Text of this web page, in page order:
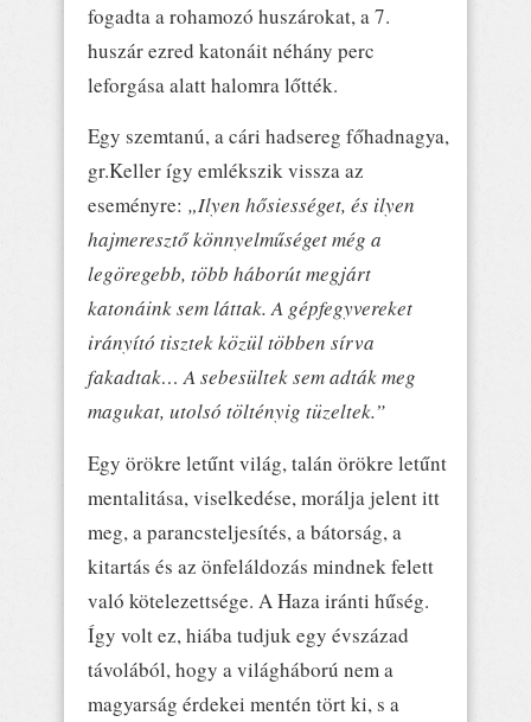
fogadta a rohamozó huszárokat, a 7.
huszár ezred katonáit néhány perc
leforgása alatt halomra lőtték.
Egy szemtanú, a cári hadsereg főhadnagya,
gr.Keller így emlékszik vissza az
eseményre: „Ilyen hősiességet, és ilyen
hajmeresztő könnyelműséget még a
legöregebb, több háborút megjárt
katonáink sem láttak. A gépfegyvereket
irányító tisztek közül többen sírva
fakadtak… A sebesültek sem adták meg
magukat, utolsó töltényig tüzeltek.”
Egy örökre letűnt világ, talán örökre letűnt
mentalitása, viselkedése, morálja jelent itt
meg, a parancsteljesítés, a bátorság, a
kitartás és az önfeláldozás mindnek felett
való kötelezettsége. A Haza iránti hűség.
Így volt ez, hiába tudjuk egy évszázad
távolából, hogy a világháború nem a
magyarság érdekei mentén tört ki, s a